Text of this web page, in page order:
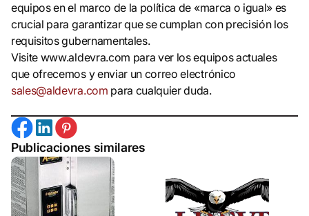
equipos en el marco de la política de «marca o igual» es
crucial para garantizar que se cumplan con precisión los
requisitos gubernamentales.
Visite www.aldevra.com para ver los equipos actuales
que ofrecemos y enviar un correo electrónico
sales@aldevra.com para cualquier duda.
Publicaciones similares